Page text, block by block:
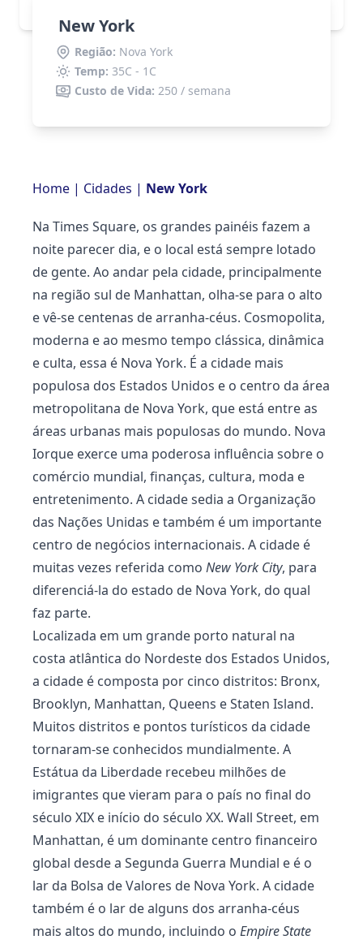
New York
Região: Nova York
Temp: 35C - 1C
Custo de Vida: 250 / semana
Home | Cidades | New York
Na Times Square, os grandes painéis fazem a
noite parecer dia, e o local está sempre lotado
de gente. Ao andar pela cidade, principalmente
na região sul de Manhattan, olha-se para o alto
e vê-se centenas de arranha-céus. Cosmopolita,
moderna e ao mesmo tempo clássica, dinâmica
e culta, essa é Nova York. É a cidade mais
populosa dos Estados Unidos e o centro da área
metropolitana de Nova York, que está entre as
áreas urbanas mais populosas do mundo. Nova
Iorque exerce uma poderosa influência sobre o
comércio mundial, finanças, cultura, moda e
entretenimento. A cidade sedia a Organização
das Nações Unidas e também é um importante
centro de negócios internacionais. A cidade é
muitas vezes referida como New York City, para
diferenciá-la do estado de Nova York, do qual
faz parte.
Localizada em um grande porto natural na
costa atlântica do Nordeste dos Estados Unidos,
a cidade é composta por cinco distritos: Bronx,
Brooklyn, Manhattan, Queens e Staten Island.
Muitos distritos e pontos turísticos da cidade
tornaram-se conhecidos mundialmente. A
Estátua da Liberdade recebeu milhões de
imigrantes que vieram para o país no final do
século XIX e início do século XX. Wall Street, em
Manhattan, é um dominante centro financeiro
global desde a Segunda Guerra Mundial e é o
lar da Bolsa de Valores de Nova York. A cidade
também é o lar de alguns dos arranha-céus
mais altos do mundo, incluindo o Empire State